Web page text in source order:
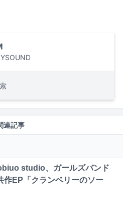
連記事
studio、ガールズバンド
作EP「クランベリーのソー